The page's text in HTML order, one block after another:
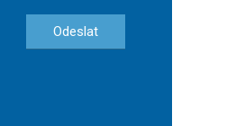
Odeslat